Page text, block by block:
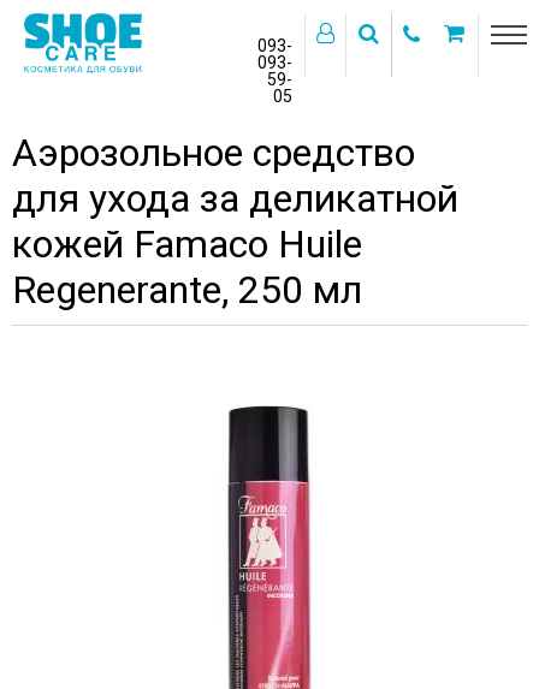
093-
093-
59-
05
Аэрозольное средство
для ухода за деликатной
кожей Famaco Huile
Regenerante, 250 мл